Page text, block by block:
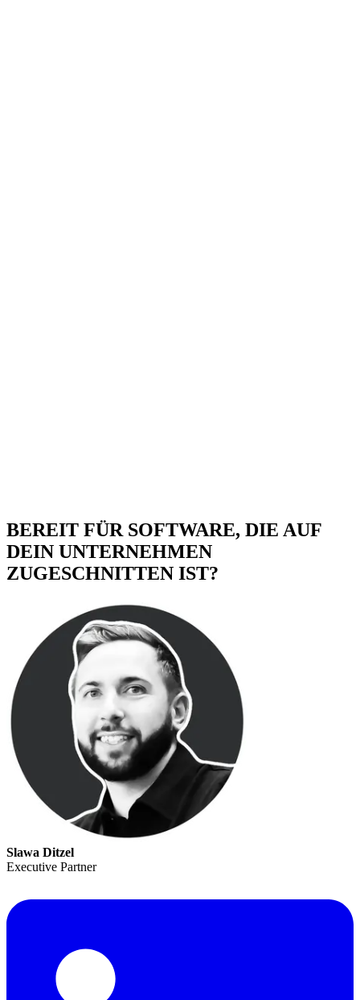
BEREIT FÜR SOFTWARE, DIE AUF
DEIN UNTERNEHMEN
ZUGESCHNITTEN IST?
Slawa Ditzel
Executive Partner